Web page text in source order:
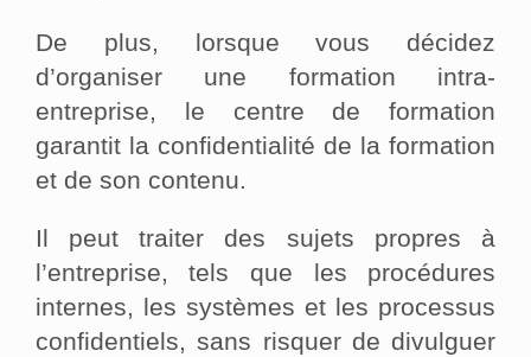
De plus, lorsque vous décidez
d’organiser une formation intra-
entreprise, le centre de formation
garantit la confidentialité de la formation
et de son contenu.
Il peut traiter des sujets propres à
l’entreprise, tels que les procédures
internes, les systèmes et les processus
confidentiels, sans risquer de divulguer